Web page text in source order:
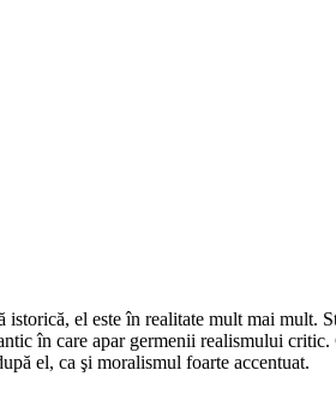
el este în realitate mult mai mult.
în care apar germenii realismului
el, ca şi moralismul foarte accentuat.